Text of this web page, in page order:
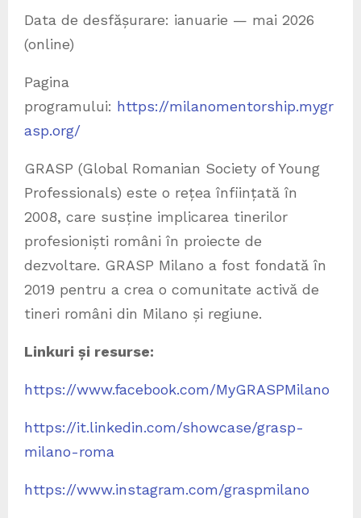
Data de desfășurare: ianuarie — mai 2026
(online)
Pagina
programului: https://milanomentorship.mygr
asp.org/
GRASP (Global Romanian Society of Young
Professionals) este o rețea înființată în
2008, care susține implicarea tinerilor
profesioniști români în proiecte de
dezvoltare. GRASP Milano a fost fondată în
2019 pentru a crea o comunitate activă de
tineri români din Milano și regiune.
Linkuri și resurse:
https://www.facebook.com/MyGRASPMilano
https://it.linkedin.com/showcase/grasp-
milano-roma
https://www.instagram.com/graspmilano